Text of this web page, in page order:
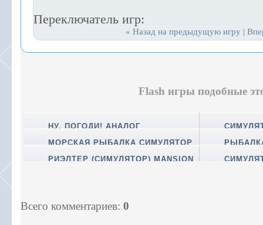
Переключатель игр:
« Назад на предыдущую игру
Flash игры подобные
НУ, ПОГОДИ! АНАЛОГ
МОРСКАЯ РЫБАЛКА СИМУЛЯТОР
РИЭЛТЕР (СИМУЛЯТОР) MANSION
Всего комментариев: 0